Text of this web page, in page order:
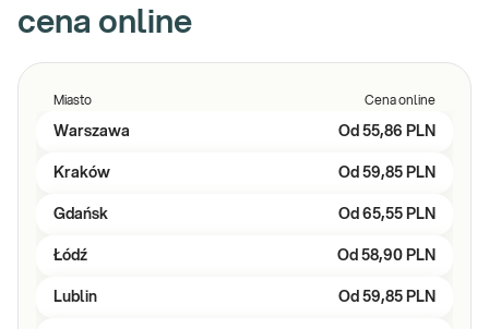
cena online
Miasto Cena online
Warszawa Od 55,86 PLN
Kraków Od 59,85 PLN
Gdańsk Od 65,55 PLN
Łódź Od 58,90 PLN
Lublin Od 59,85 PLN